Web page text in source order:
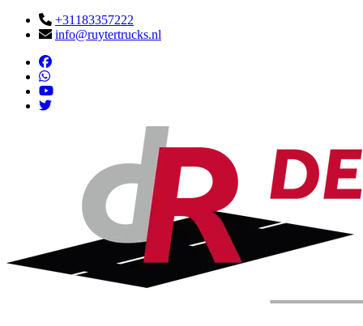
+31183357222
info@ruytertrucks.nl